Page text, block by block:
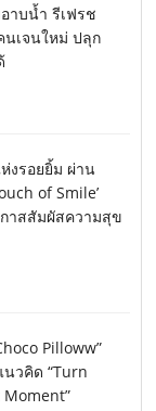
าบน้ำ รีเฟรช
นเจนใหม่ ปลุก
งรอยยิ้ม ผ่าน
of Smile’
าสสัมผัสความสุข
Pilloww”
วคิด “Turn